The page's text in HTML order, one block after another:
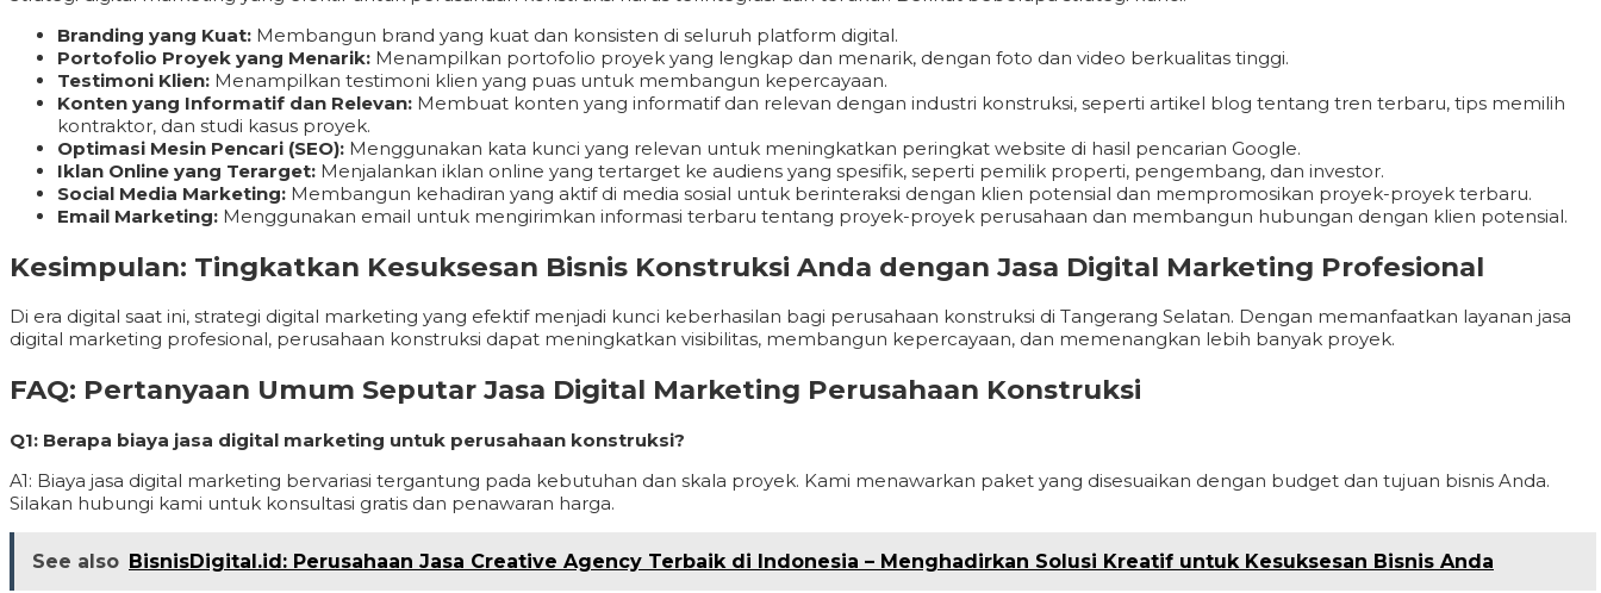
Branding yang Kuat: Membangun brand yang kuat dan konsisten di seluruh platform digital.
Portofolio Proyek yang Menarik: Menampilkan portofolio proyek yang lengkap dan menarik, dengan foto dan video berkualitas tinggi.
Testimoni Klien: Menampilkan testimoni klien yang puas untuk membangun kepercayaan.
Konten yang Informatif dan Relevan: Membuat konten yang informatif dan relevan dengan industri konstruksi, seperti artikel blog tentang tren terbaru, tips memilih
kontraktor, dan studi kasus proyek.
Optimasi Mesin Pencari (SEO): Menggunakan kata kunci yang relevan untuk meningkatkan peringkat website di hasil pencarian Google.
Iklan Online yang Terarget: Menjalankan iklan online yang tertarget ke audiens yang spesifik, seperti pemilik properti, pengembang, dan investor.
Social Media Marketing: Membangun kehadiran yang aktif di media sosial untuk berinteraksi dengan klien potensial dan mempromosikan proyek-proyek terbaru.
Email Marketing: Menggunakan email untuk mengirimkan informasi terbaru tentang proyek-proyek perusahaan dan membangun hubungan dengan klien potensial.
Kesimpulan: Tingkatkan Kesuksesan Bisnis Konstruksi Anda dengan Jasa Digital Marketing Profesional
Di era digital saat ini, strategi digital marketing yang efektif menjadi kunci keberhasilan bagi perusahaan konstruksi di Tangerang Selatan. Dengan memanfaatkan layanan jasa
digital marketing profesional, perusahaan konstruksi dapat meningkatkan visibilitas, membangun kepercayaan, dan memenangkan lebih banyak proyek.
FAQ: Pertanyaan Umum Seputar Jasa Digital Marketing Perusahaan Konstruksi
Q1: Berapa biaya jasa digital marketing untuk perusahaan konstruksi?
A1: Biaya jasa digital marketing bervariasi tergantung pada kebutuhan dan skala proyek. Kami menawarkan paket yang disesuaikan dengan budget dan tujuan bisnis Anda.
Silakan hubungi kami untuk konsultasi gratis dan penawaran harga.
See also BisnisDigital.id: Perusahaan Jasa Creative Agency Terbaik di Indonesia – Menghadirkan Solusi Kreatif untuk Kesuksesan Bisnis Anda